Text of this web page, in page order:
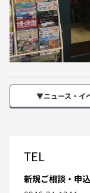
▼ニュース・イ
TEL
新規ご相談・申込